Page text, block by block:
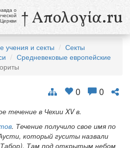
о
Церкви † Απολογία.ru
учения и секты
Секты
Средневековые европейские
0 0
течение в Чехии XV в.
. Течение получило свое имя по
который гуситы назвали
Там под открытым небом